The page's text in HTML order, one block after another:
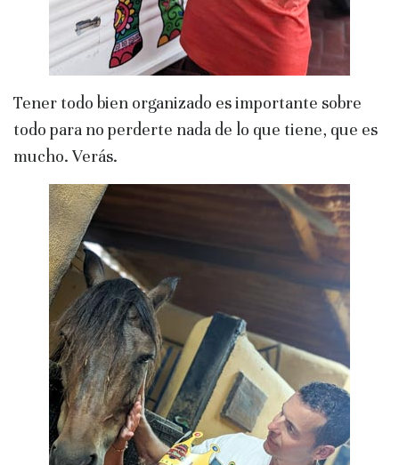
Tener todo bien organizado es importante sobre
todo para no perderte nada de lo que tiene, que es
mucho. Verás.